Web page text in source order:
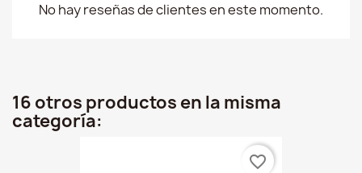
No hay reseñas de clientes en este momento.
16 otros productos en la misma
categoría:
favorite_border